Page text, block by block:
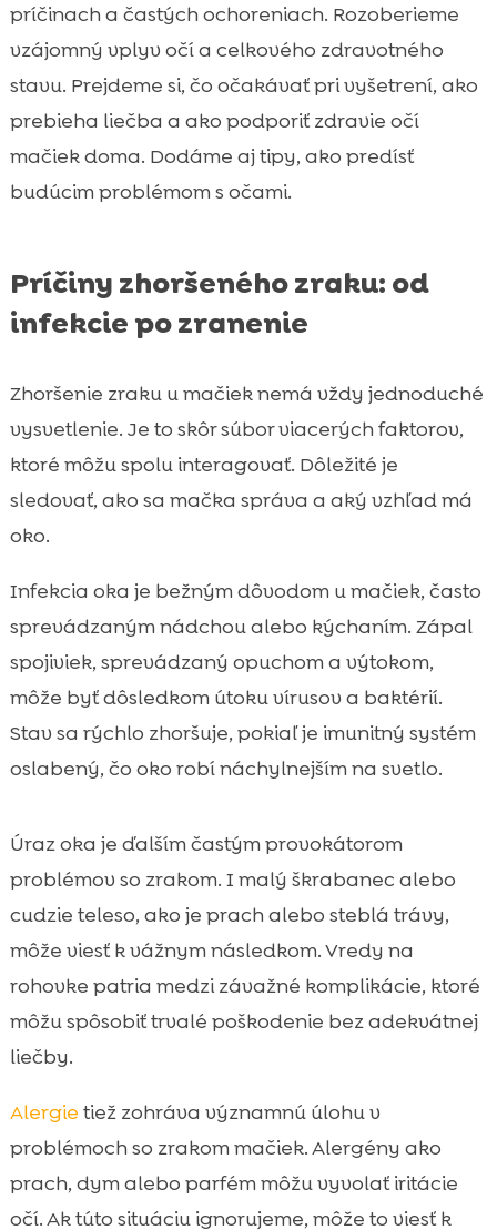
príčinach a častých ochoreniach. Rozoberieme
vzájomný vplyv očí a celkového zdravotného
stavu. Prejdeme si, čo očakávať pri vyšetrení, ako
prebieha liečba a ako podporiť zdravie očí
mačiek doma. Dodáme aj tipy, ako predísť
budúcim problémom s očami.
Príčiny zhoršeného zraku: od
infekcie po zranenie
Zhoršenie zraku u mačiek nemá vždy jednoduché
vysvetlenie. Je to skôr súbor viacerých faktorov,
ktoré môžu spolu interagovať. Dôležité je
sledovať, ako sa mačka správa a aký vzhľad má
oko.
Infekcia oka je bežným dôvodom u mačiek, často
sprevádzaným nádchou alebo kýchaním. Zápal
spojiviek, sprevádzaný opuchom a výtokom,
môže byť dôsledkom útoku vírusov a baktérií.
Stav sa rýchlo zhoršuje, pokiaľ je imunitný systém
oslabený, čo oko robí náchylnejším na svetlo.
Úraz oka je ďalším častým provokátorom
problémov so zrakom. I malý škrabanec alebo
cudzie teleso, ako je prach alebo steblá trávy,
môže viesť k vážnym následkom. Vredy na
rohovke patria medzi závažné komplikácie, ktoré
môžu spôsobiť trvalé poškodenie bez adekvátnej
liečby.
Alergie tiež zohráva významnú úlohu v
problémoch so zrakom mačiek. Alergény ako
prach, dym alebo parfém môžu vyvolať iritácie
očí. Ak túto situáciu ignorujeme, môže to viesť k